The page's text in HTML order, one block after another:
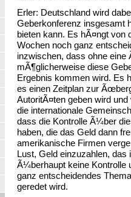
Erler: Deutschland wird
Geberkonferenz insgesamt
bieten kann. Es hÃ¤ngt von
Wochen noch ganz
inzwischen, dass ohne eine
mÃ¶glicherweise diese
Ergebnis kommen wird. Es
es einen Zeitplan zur
AutoritÃ¤ten geben wird
die internationale
dass die Kontrolle Ã¼ber
haben, die das Geld dann
amerikanische Firmen
Lust, Geld einzuzahlen,
Ã¼berhaupt keine Kontrolle
ganz entscheidendes
geredet wird.